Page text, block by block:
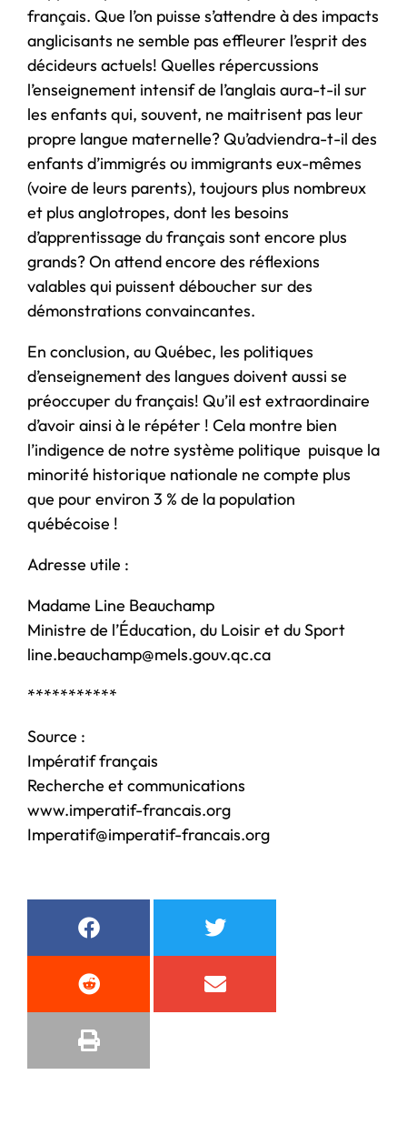
français. Que l’on puisse s’attendre à des impacts
anglicisants ne semble pas effleurer l’esprit des
décideurs actuels! Quelles répercussions
l’enseignement intensif de l’anglais aura-t-il sur
les enfants qui, souvent, ne maitrisent pas leur
propre langue maternelle? Qu’adviendra-t-il des
enfants d’immigrés ou immigrants eux-mêmes
(voire de leurs parents), toujours plus nombreux
et plus anglotropes, dont les besoins
d’apprentissage du français sont encore plus
grands? On attend encore des réflexions
valables qui puissent déboucher sur des
démonstrations convaincantes.
En conclusion, au Québec, les politiques
d’enseignement des langues doivent aussi se
préoccuper du français! Qu’il est extraordinaire
d’avoir ainsi à le répéter ! Cela montre bien
l’indigence de notre système politique puisque la
minorité historique nationale ne compte plus
que pour environ 3 % de la population
québécoise !
Adresse utile :
Madame Line Beauchamp
Ministre de l’Éducation, du Loisir et du Sport
line.beauchamp@mels.gouv.qc.ca
***********
Source :
Impératif français
Recherche et communications
www.imperatif-francais.org
Imperatif@imperatif-francais.org